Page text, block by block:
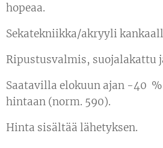
hopeaa.
Sekatekniikka/akryyli
Ripustusvalmis, suojalakattu
Saatavilla elokuun ajan -40
hintaan (norm. 590).
Hinta sisältää lähetyksen.